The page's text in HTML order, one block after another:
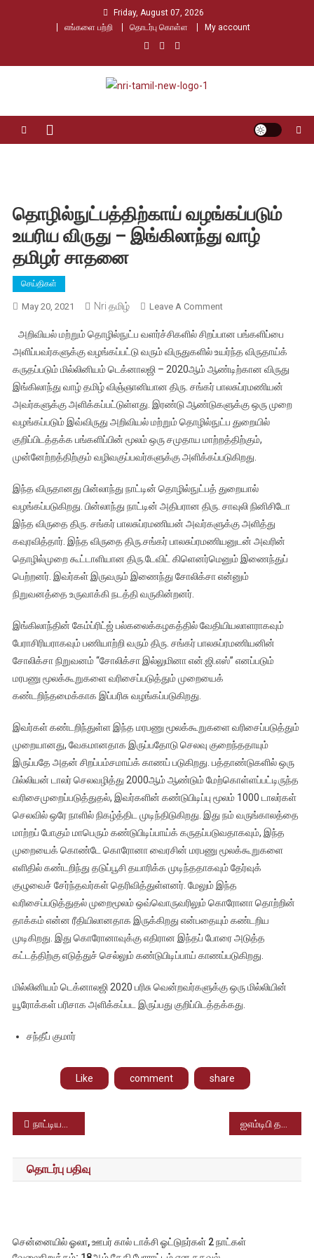
Friday, August 07, 2026
எங்களை பற்றி
தொடர்பு கொள்ள My account
Nri Tamil
தொழில்நுட்பத்திற்காய் வழங்கப்படும்
உயரிய விருது – இங்கிலாந்து வாழ்
தமிழர் சாதனை
செய்திகள்
May 20, 2021 Nri தமிழ் Leave A CommentOn
வழங்கப்படும்
உயரிய
விருது
–
இங்கிலாந்து
வாழ்
தமிழர்
அறிவியல் மற்றும் தொழில்நுட்ப வளர்ச்சிகளில் சிறப்பான பங்களிப்பை
அளிப்பவர்களுக்கு வழங்கப்பட்டு வரும் விருதுகளில் உயர்ந்த விருதாய்க்
கருதப்படும் மில்லினியம் டெக்னாலஜி – 2020ஆம் ஆண்டிற்கான விருது
இங்கிலாந்து வாழ் தமிழ் விஞ்ஞானியான திரு. சங்கர் பாலசுப்ரமணியன்
அவர்களுக்கு அளிக்கப்பட்டுள்ளது. இரண்டு ஆண்டுகளுக்கு ஒரு முறை
வழங்கப்படும் இவ்விருது அறிவியல் மற்றும் தொழில்நுட்ப துறையில்
குறிப்பிடத்தக்க பங்களிப்பின் மூலம் ஒரு சமுதாய மாற்றத்திற்கும்,
முன்னேற்றத்திற்கும் வழிவகுப்பவர்களுக்கு அளிக்கப்படுகிறது.
இந்த விருதானது பின்லாந்து நாட்டின் தொழில்நுட்பத் துறையால்
வழங்கப்படுகிறது. பின்லாந்து நாட்டின் அதிபரான திரு. சாவுலி நினிசிடோ
இந்த விருதை திரு. சங்கர் பாலசுப்ரமணியன் அவர்களுக்கு அளித்து
கவுரவித்தார். இந்த விருதை திரு.சங்கர் பாலசுப்ரமணியனுடன் அவரின்
தொழில்முறை கூட்டாளியான திரு.டேவிட் கிளெனர்மெனும் இணைந்துப்
பெற்றனர். இவர்கள் இருவரும் இணைந்து சோலிக்சா என்னும்
நிறுவனத்தை உருவாக்கி நடத்தி வருகின்றனர்.
இங்கிலாந்தின் கேம்ப்ரிட்ஜ் பல்கலைக்கழகத்தில் வேதியியலாளராகவும்
பேராசிரியராகவும் பணியாற்றி வரும் திரு. சங்கர் பாலசுப்ரமணியனின்
சோலிக்சா நிறுவனம் “சோலிக்சா இல்லுமினா என்.ஜி.எஸ்” எனப்படும்
மரபணு மூலக்கூறுகளை வரிசைப்படுத்தும் முறையைக்
கண்டறிந்தமைக்காக இப்பரிசு வழங்கப்படுகிறது.
இவர்கள் கண்டறிந்துள்ள இந்த மரபணு மூலக்கூறுகளை வரிசைப்படுத்தும்
முறையானது, வேகமானதாக இருப்பதோடு செலவு குறைந்ததாயும்
இருப்பதே அதன் சிறப்பம்சமாய்க் காணப் படுகிறது. பத்தாண்டுகளில் ஒரு
பில்லியன் டாலர் செலவழித்து 2000ஆம் ஆண்டும் மேற்கொள்ளப்பட்டிருந்த
வரிசைமுறைப்படுத்துதல், இவர்களின் கண்டுபிடிப்பு மூலம் 1000 டாலர்கள்
செலவில் ஒரே நாளில் நிகழ்த்திட முடிந்திடுகிறது. இது நம் வருங்காலத்தை
மாற்றப் போகும் மாபெரும் கண்டுபிடிப்பாய்க் கருதப்படுவதாகவும், இந்த
முறையைக் கொண்டே கொரோனா வைரசின் மரபணு மூலக்கூறுகளை
எளிதில் கண்டறிந்து தடுப்பூசி தயாரிக்க முடிந்ததாகவும் தேர்வுக்
குழுவைச் சேர்ந்தவர்கள் தெரிவித்துள்ளனர். மேலும் இந்த
வரிசைப்படுத்துதல் முறைமூலம் ஒவ்வொருவரிலும் கொரோனா தொற்றின்
தாக்கம் என்ன ரீதியிலானதாக இருக்கிறது என்பதையும் கண்டறிய
முடிகிறது. இது கொரோனாவுக்கு எதிரான இந்தப் போரை அடுத்த
கட்டத்திற்கு எடுத்துச் செல்லும் கண்டுபிடிப்பாய் காணப்படுகிறது.
மில்லினியம் டெக்னாலஜி 2020 பரிசு வென்றவர்களுக்கு ஒரு மில்லியின்
யூரோக்கள் பரிசாக அளிக்கப்பட இருப்பது குறிப்பிடத்தக்கது.
சந்தீப் குமார்
Like comment share
Post
navigation
நாட்டியமும் இசையும்..!!
தொடர்பு பதிவு
சென்னையில் ஓலா, ஊபர் கால் டாக்சி ஓட்டுநர்கள் 2 நாட்கள்